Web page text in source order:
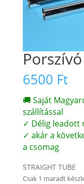
6500 Ft
🚚 Saját
szállítással
✓ Délig leadott
✓ akár a
a csomag
STRAIGHT TUBE
Csak 1 maradt